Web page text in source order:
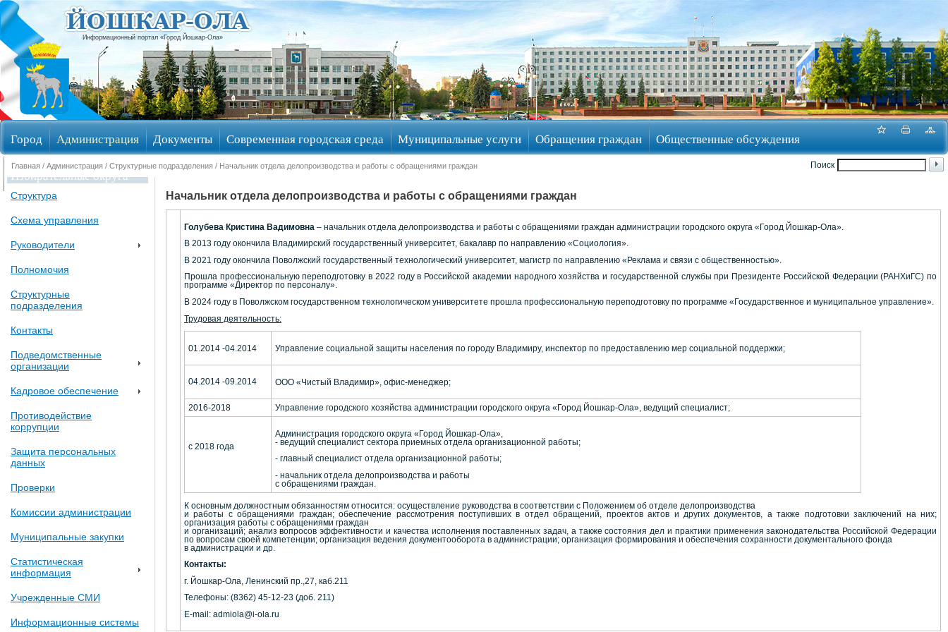
Информационный портал «Город Йошкар-Ола»
Город Администрация Документы Современная городская среда Муниципальные услуги Обращения граждан Общественные обсуждения
Избирательные округа
Поиск
Главная / Администрация / Структурные подразделения / Начальник отдела делопроизводства и работы с обращениями граждан
Структура
Схема управления
Руководители
Полномочия
Структурные
подразделения
Контакты
Подведомственные
организации
Кадровое обеспечение
Противодействие
коррупции
Защита персональных
данных
Проверки
Комиссии администрации
Муниципальные закупки
Статистическая
информация
Учрежденные СМИ
Информационные системы
Начальник отдела делопроизводства и работы с обращениями граждан
Голубева Кристина Вадимовна – начальник отдела делопроизводства и работы с обращениями граждан администрации городского округа «Город Йошкар-Ола».
В 2013 году окончила Владимирский государственный университет, бакалавр по направлению «Социология».
В 2021 году окончила Поволжский государственный технологический университет, магистр по направлению «Реклама и связи с общественностью».
Прошла профессиональную переподготовку в 2022 году в Российской академии народного хозяйства и государственной службы при Президенте Российской Федерации (РАНХиГС) по
программе «Директор по персоналу».
В 2024 году в Поволжском государственном технологическом университете прошла профессиональную переподготовку по программе «Государственное и муниципальное управление».
Трудовая деятельность:
01.2014 -04.2014 Управление социальной защиты населения по городу Владимиру, инспектор по предоставлению мер социальной поддержки;
04.2014 -09.2014 ООО «Чистый Владимир», офис-менеджер;
2016-2018 Управление городского хозяйства администрации городского округа «Город Йошкар-Ола», ведущий специалист;
с 2018 года
Администрация городского округа «Город Йошкар-Ола»,
- ведущий специалист сектора приемных отдела организационной работы;
- главный специалист отдела организационной работы;
- начальник отдела делопроизводства и работы
с обращениями граждан.
К основным должностным обязанностям относится: осуществление руководства в соответствии с Положением об отделе делопроизводства
и работы с обращениями граждан; обеспечение рассмотрения поступивших в отдел обращений, проектов актов и других документов, а также подготовки заключений на них;
организация работы с обращениями граждан
и организаций; анализ вопросов эффективности и качества исполнения поставленных задач, а также состояния дел и практики применения законодательства Российской Федерации
по вопросам своей компетенции; организация ведения документооборота в администрации; организация формирования и обеспечения сохранности документального фонда
в администрации и др.
Контакты:
г. Йошкар-Ола, Ленинский пр.,27, каб.211
Телефоны: (8362) 45-12-23 (доб. 211)
E-mail: admiola@i-ola.ru